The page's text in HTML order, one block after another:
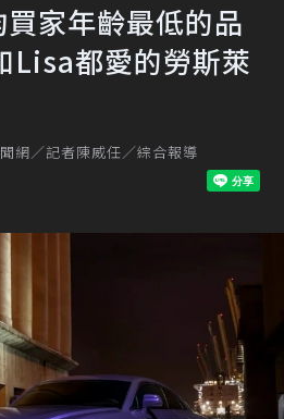
家年齡最低的品
Lisa都愛的勞斯萊
網／記者陳威任／綜合報導